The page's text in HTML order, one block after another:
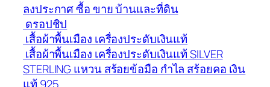
ลงประกาศ ซื้อ ขาย บ้านและที่ดิน
ดรอปชิป
เสื้อผ้าพื้นเมือง เครื่องประดับเงินแท้
เสื้อผ้าพื้นเมือง เครื่องประดับเงินแท้ SILVER
STERLING แหวน สร้อยข้อมือ กำไล สร้อยคอ เงิน